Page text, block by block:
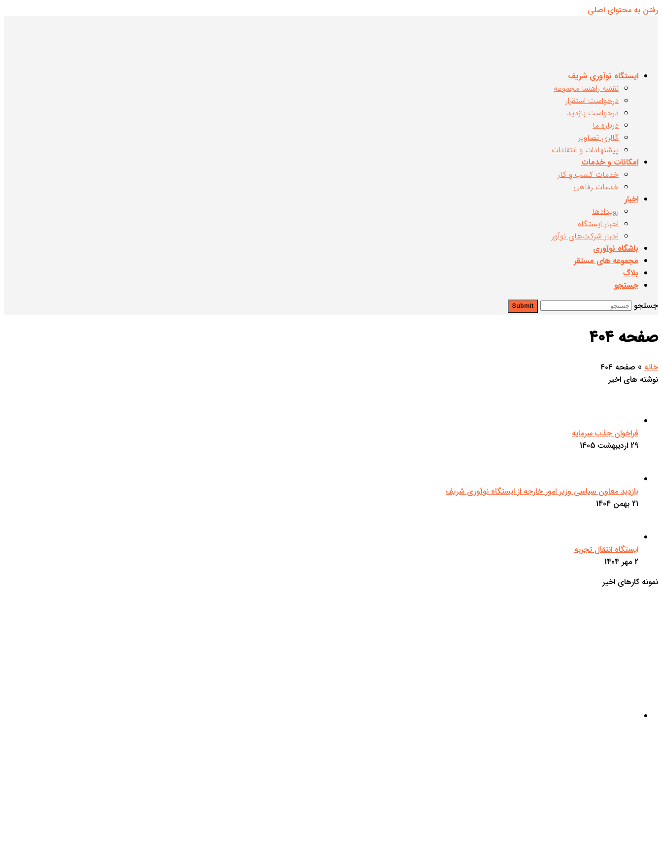
رفتن به محتوای اصلی
ایستگاه نوآوری شریف
نقشه راهنما مجموعه
درخواست استقرار
درخواست بازدید
درباره ما
گالری تصاویر
پیشنهادات و انتقادات
امکانات و خدمات
خدمات کسب و کار
خدمات رفاهی
اخبار
رویدادها
اخبار ایستگاه
اخبار شرکت‌های نوآور
باشگاه نوآوری
مجموعه های مستقر
بلاگ
جستجو
جستجو
Submit
صفحه ۴۰۴
خانه » صفحه ۴۰۴
نوشته های اخیر
فراخوان جذب سرمایه
29 اردیبهشت 1405
بازدید معاون سیاسی وزیر امور خارجه از ایستگاه نوآوری شریف
21 بهمن 1404
ایستگاه انتقال تجربه
2 مهر 1404
نمونه کارهای اخیر